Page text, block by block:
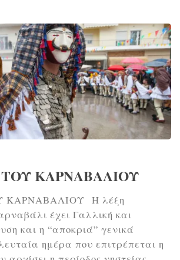
ΤΟΥ ΚΑΡΝΑΒΑΛΙΟΥ
ΚΑΡΝΑΒΑΛΙΟΥ Η λέξη
έχει Γαλλική και
και η “αποκριά” γενικά
ημέρα που επιτρέπεται η